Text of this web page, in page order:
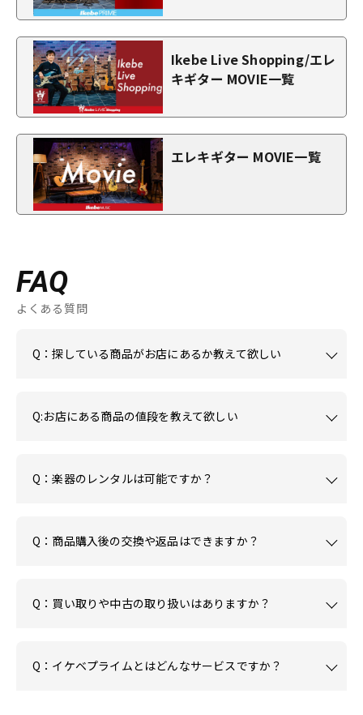
Ikebe Live Shopping/エレ
キギター MOVIE一覧
エレキギター MOVIE一覧
FAQ
よくある質問
Q：探している商品がお店にあるか教えて欲しい
Q:お店にある商品の値段を教えて欲しい
Q：楽器のレンタルは可能ですか？
Q：商品購入後の交換や返品はできますか？
Q：買い取りや中古の取り扱いはありますか？
Q：イケベプライムとはどんなサービスですか？